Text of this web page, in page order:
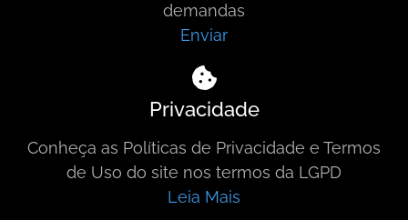
demandas
Enviar
Privacidade
Conheça as Políticas de Privacidade e Termos
de Uso do site nos termos da LGPD
Leia Mais